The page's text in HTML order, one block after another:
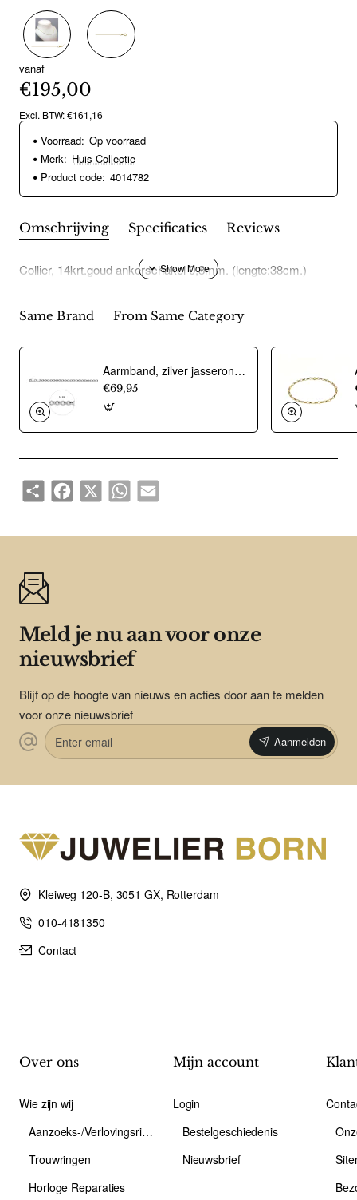
vanaf
€195,00
Excl. BTW: €161,16
Voorraad: Op voorraad
Merk: Huis Collectie
Product code: 4014782
Omschrijving Specificaties Reviews
Collier, 14krt.goud ankerschakel 0,8mm. (lengte:38cm.)
Same Brand From Same Category
Aarmband, zilver jasseron 4,5mm. (lengte 18cm.) - 10274
€69,95
ShareFacebook
X WhatsAppEmail
Meld je nu aan voor onze
nieuwsbrief
Blijf op de hoogte van nieuws en acties door aan te melden
voor onze nieuwsbrief
Enter
email
Aanmelden
Kleiweg 120-B, 3051 GX, Rotterdam
010-4181350
Contact
Over ons
Wie zijn wij
Aanzoeks-/Verlovingsring
Trouwringen
Horloge Reparaties
Mijn account
Login
Bestelgeschiedenis
Nieuwsbrief